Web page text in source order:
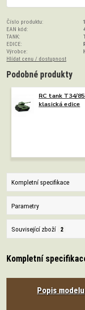
Číslo produktu:
EAN kód:
TANK:
EDICE:
Výrobce:
Hlídat cenu / dostupnost
Podobné produkty
RC tank T34/
klasická edice
Kompletní specifikace
Parametry
Související zboží 2
Kompletní
Popis modelu